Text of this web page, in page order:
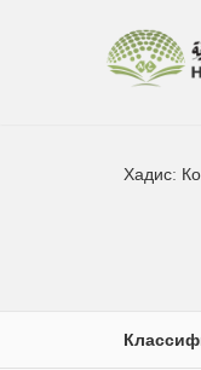
Хадис: